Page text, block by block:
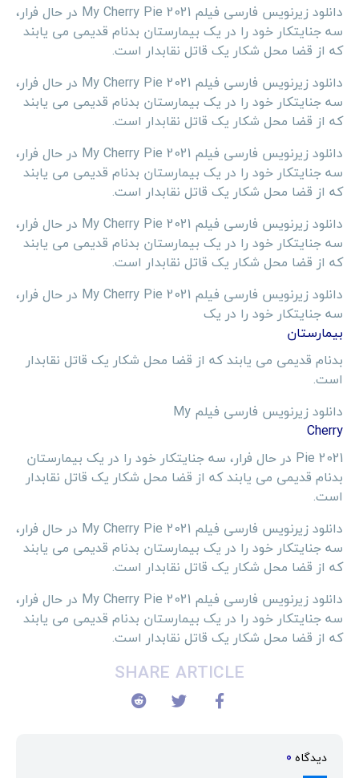
دانلود زیرنویس فارسی فیلم My Cherry Pie 2021 در حال فرار،
سه جنایتکار خود را در یک بیمارستان بدنام قدیمی می یابند
که از قضا محل شکار یک قاتل نقابدار است.
دانلود زیرنویس فارسی فیلم My Cherry Pie 2021 در حال فرار،
سه جنایتکار خود را در یک بیمارستان بدنام قدیمی می یابند
که از قضا محل شکار یک قاتل نقابدار است.
دانلود زیرنویس فارسی فیلم My Cherry Pie 2021 در حال فرار،
سه جنایتکار خود را در یک بیمارستان بدنام قدیمی می یابند
که از قضا محل شکار یک قاتل نقابدار است.
دانلود زیرنویس فارسی فیلم My Cherry Pie 2021 در حال فرار،
سه جنایتکار خود را در یک بیمارستان بدنام قدیمی می یابند
که از قضا محل شکار یک قاتل نقابدار است.
دانلود زیرنویس فارسی فیلم My Cherry Pie 2021 در حال فرار،
سه جنایتکار خود را در یک
بیمارستان
بدنام قدیمی می یابند که از قضا محل شکار یک قاتل نقابدار
است.
دانلود زیرنویس فارسی فیلم My
Cherry
Pie 2021 در حال فرار، سه جنایتکار خود را در یک بیمارستان
بدنام قدیمی می یابند که از قضا محل شکار یک قاتل نقابدار
است.
دانلود زیرنویس فارسی فیلم My Cherry Pie 2021 در حال فرار،
سه جنایتکار خود را در یک بیمارستان بدنام قدیمی می یابند
که از قضا محل شکار یک قاتل نقابدار است.
دانلود زیرنویس فارسی فیلم My Cherry Pie 2021 در حال فرار،
سه جنایتکار خود را در یک بیمارستان بدنام قدیمی می یابند
که از قضا محل شکار یک قاتل نقابدار است.
SHARE ARTICLE
دیدگاه 0